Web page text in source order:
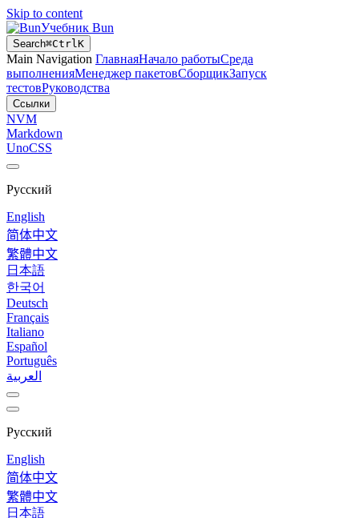
Skip to content
Учебник Bun
Search⌘CtrlK
Main Navigation ГлавнаяНачало работыСреда
выполненияМенеджер пакетовСборщикЗапуск
тестовРуководства
Ссылки
NVM
Markdown
UnoCSS
Русский
English
简体中文
繁體中文
日本語
한국어
Deutsch
Français
Italiano
Español
Português
العربية
Русский
English
简体中文
繁體中文
日本語